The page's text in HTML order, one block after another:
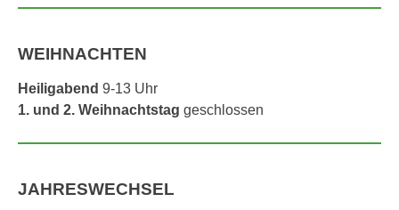
WEIHNACHTEN
Heiligabend 9-13 Uhr
1. und 2. Weihnachtstag geschlossen
JAHRESWECHSEL